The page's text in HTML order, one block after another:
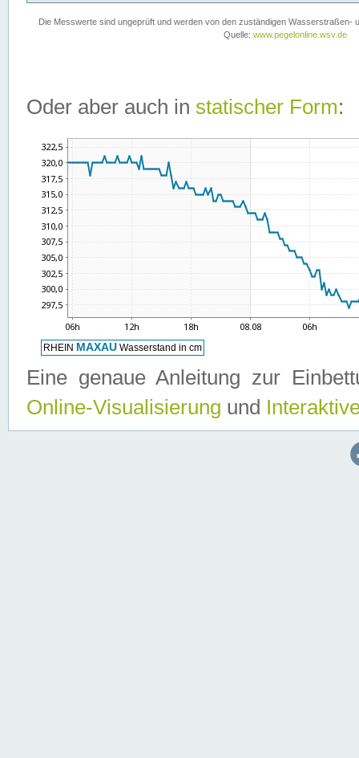
Oder aber auch in statischer Form:
Eine genaue Anleitung zur
Online-Visualisierung und